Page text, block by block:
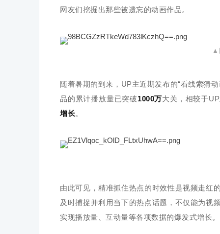
网友们挖掘出那些被遗忘的动画作品。
▲
随着暑期的到来，UP主近期发布的“看线索猜
品的累计播放量已突破1000万大关，相较于
增长。
由此可见，精准抓住热点的时效性是视频走红
及时捕捉并利用当下的热点话题，不仅能为视
实现播放量、互动量等各项数据的爆发式增长。